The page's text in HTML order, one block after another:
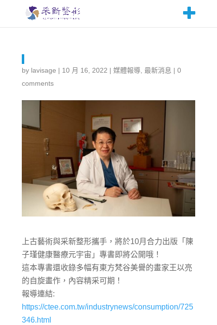
by lavisage | 10 月 16, 2022 | 媒體報導, 最新消息 | 0
comments
上古藝術與采新整形攜手，將於10月合力出版「陳
子瑾健康醫療元宇宙」專書即將公開哦！
這本專書還收錄多幅有東方梵谷美譽的畫家王以亮
的自旋畫作，內容精采可期！
報導連結:
https://ctee.com.tw/industrynews/consumption/725
346.html